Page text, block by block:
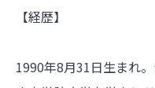
【経歴】
1990年8月31日生まれ